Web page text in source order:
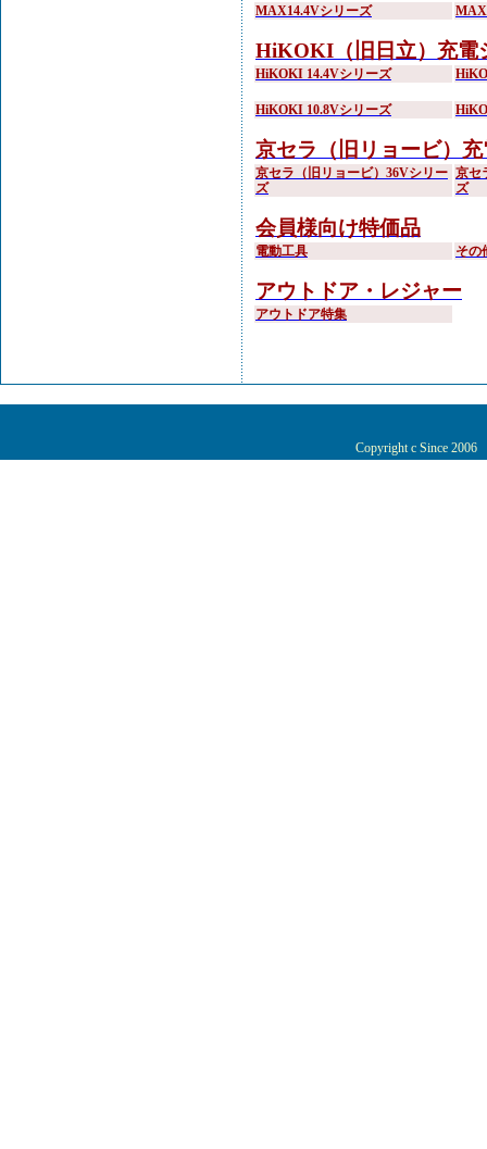
MAX14.4Vシリーズ
HiKOKI（旧日立）充電
HiKOKI 14.4Vシリーズ
HiKOKI 10.8Vシリーズ
京セラ（旧リョービ）
京セラ（旧リョービ）36Vシリー
ズ
京セ
ズ
会員様向け特価品
電動工具 その
アウトドア・レジャー
アウトドア特集
Copyright c Since